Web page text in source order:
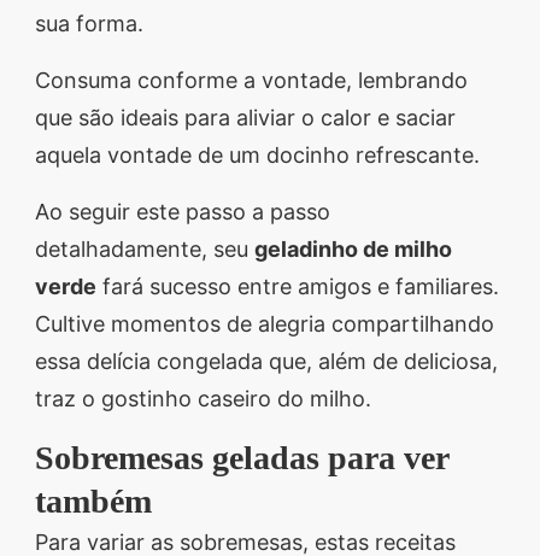
sua forma.
Consuma conforme a vontade, lembrando
que são ideais para aliviar o calor e saciar
aquela vontade de um docinho refrescante.
Ao seguir este passo a passo
detalhadamente, seu geladinho de milho
verde fará sucesso entre amigos e familiares.
Cultive momentos de alegria compartilhando
essa delícia congelada que, além de deliciosa,
traz o gostinho caseiro do milho.
Sobremesas geladas para ver
também
Para variar as sobremesas, estas receitas